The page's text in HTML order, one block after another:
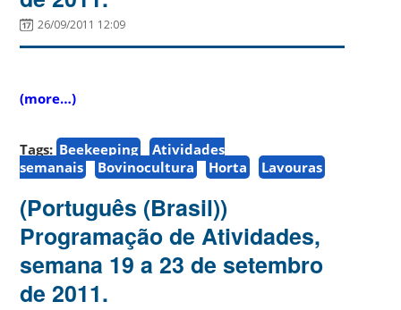
26/09/2011 12:09
(more…)
Tags: Beekeeping
Atividades
semanais
Bovinocultura Horta Lavouras
(Português (Brasil))
Programação de Atividades,
semana 19 a 23 de setembro
de 2011.